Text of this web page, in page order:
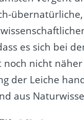
es sich bei
noch nicht
der Leiche
aus